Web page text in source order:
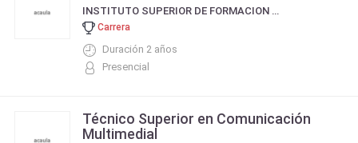
INSTITUTO SUPERIOR DE FORMACION DOCENTE PINOS DE ANCHORENA - MAR DEL PLATA
Carrera
Duración 2 años
Presencial
Técnico Superior en Comunicación
Multimedial